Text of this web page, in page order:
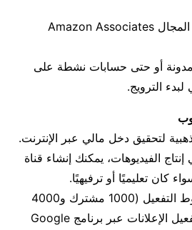
من أشهر البرامج في هذا المجال Amazon Associates
مدونة أو حتى حسابات نشطة على
الترويج.
لتحقيق دخل مالي عبر الإنترنت.
الفيديوهات، يمكنك إنشاء قناة
كان تعليميًا أو ترفيهيًا.
بمجرد تحقيق قناتك لشروط التفعيل (1000 مشترك و4000
ساعة مشاهدة)، يمكنك تفعيل الإعلانات عبر برنامج Google